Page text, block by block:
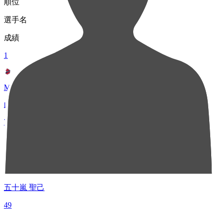
順位
選手名
成績
1
MF 24
山下 優人
73
2
DF 32
五十嵐 聖己
49